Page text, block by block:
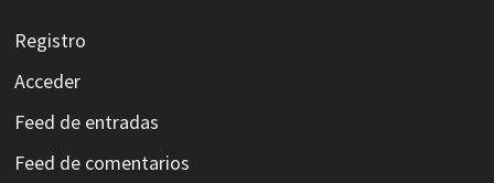
Registro
Acceder
Feed de entradas
Feed de comentarios